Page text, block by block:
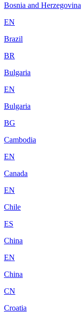
Bosnia and Herzegovina
EN
Brazil
BR
Bulgaria
EN
Bulgaria
BG
Cambodia
EN
Canada
EN
Chile
ES
China
EN
China
CN
Croatia